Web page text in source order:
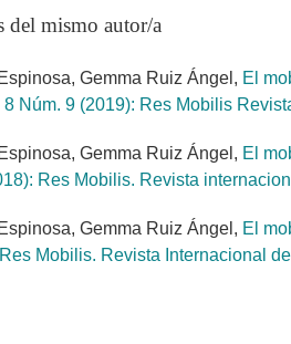
del mismo autor/a
Gemma Ruiz Ángel, El
8 Núm. 9 (2019): Res Mobilis
Gemma Ruiz Ángel, El
Res Mobilis. Revista
Gemma Ruiz Ángel, El
Mobilis. Revista Internacional